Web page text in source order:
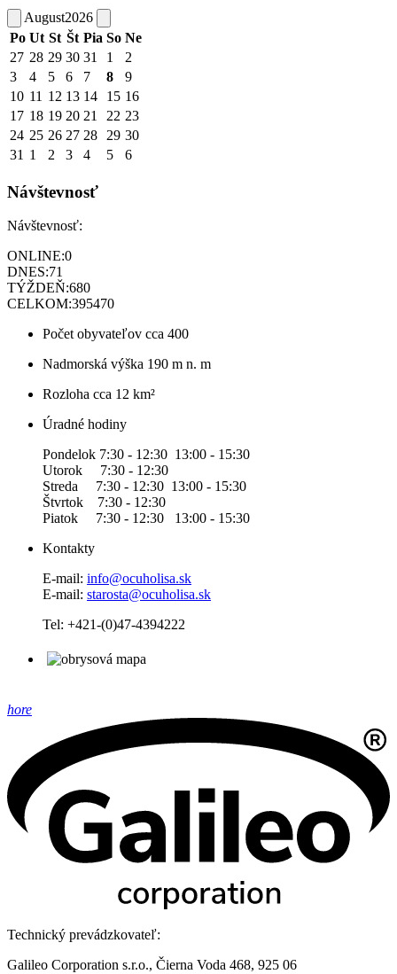
August2026
Po Ut St Št Pia So Ne
27 28 29 30 31 1
2
3
4 5 6 7 8
9
10 11 12 13 14 15 16
17 18 19 20 21 22 23
24 25 26 27 28 29 30
31 1 2 3 4 5 6
Návštevnosť
Návštevnosť:
ONLINE:0
DNES:71
TÝŽDEŇ:680
CELKOM:395470
Počet obyvateľov cca 400
Nadmorská výška 190 m n. m
Rozloha cca 12 km²
Úradné hodiny
Pondelok 7:30 - 12:30 13:00 - 15:30
Utorok 7:30 - 12:30
Streda 7:30 - 12:30 13:00 - 15:30
Štvrtok 7:30 - 12:30
Piatok 7:30 - 12:30 13:00 - 15:30
Kontakty
E-mail: info@ocuholisa.sk
E-mail: starosta@ocuholisa.sk
Tel: +421-(0)47-4394222
hore
Technický prevádzkovateľ:
Galileo Corporation s.r.o., Čierna Voda 468, 925 06